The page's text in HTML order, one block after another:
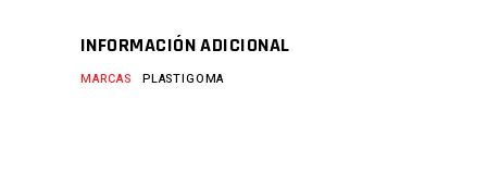
INFORMACIÓN ADICIONAL
MARCAS PLASTIGOMA